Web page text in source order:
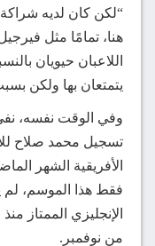
“لكن كان لديه
هنا، تمامًا مثل
اللاعبان حيويان
يتمتعان بها ولكن
وفي الوقت نفسه،
تسجيل محمد صلاح
الأفريقية الشهر
فقط هذا الموسم،
من نوفمبر.